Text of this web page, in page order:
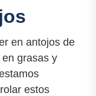
en antojos de
grasas y
estos